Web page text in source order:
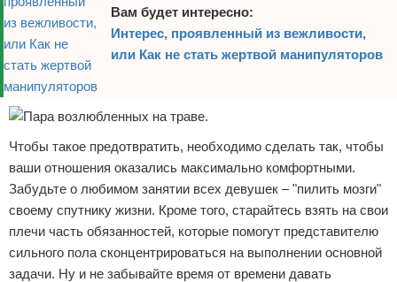
Вам будет интересно:
Интерес, проявленный из вежливости,
или Как не стать жертвой манипуляторов
Чтобы такое предотвратить, необходимо сделать так, чтобы
ваши отношения оказались максимально комфортными.
Забудьте о любимом занятии всех девушек – "пилить мозги"
своему спутнику жизни. Кроме того, старайтесь взять на свои
плечи часть обязанностей, которые помогут представителю
сильного пола сконцентрироваться на выполнении основной
задачи. Ну и не забывайте время от времени давать